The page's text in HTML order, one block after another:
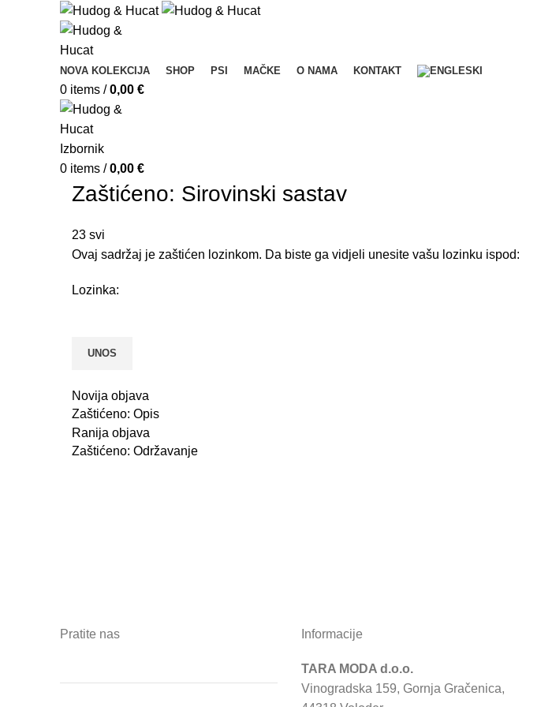
NOVA KOLEKCIJA SHOP PSI MAČKE O NAMA KONTAKT
0 items / 0,00 €
Izbornik
0 items / 0,00 €
Zaštićeno: Sirovinski sastav
23 svi
Ovaj sadržaj je zaštićen lozinkom. Da biste ga vidjeli unesite vašu lozinku ispod:
Lozinka:
Novija objava
Zaštićeno: Opis
Ranija objava
Zaštićeno: Održavanje
Pratite nas Informacije
TARA MODA d.o.o.
Vinogradska 159, Gornja Gračenica,